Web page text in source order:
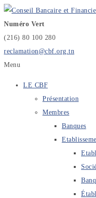
Numéro Vert
(216) 80 100 280
reclamation@cbf.org.tn
Menu
LE CBF
Présentation
Membres
Banques